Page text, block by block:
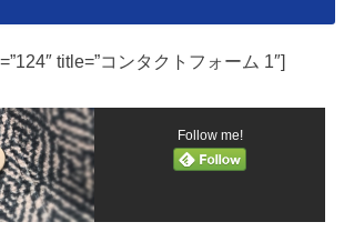
title=”コンタクトフォーム 1″]
Follow me!